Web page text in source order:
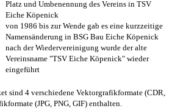
Platz und Umbenennung des Vereins in TSV
Eiche Köpenick
von 1986 bis zur Wende gab es eine kurzzeitige
Namensänderung in BSG Bau Eiche Köpenick
nach der Wiedervereinigung wurde der alte
Vereinsname "TSV Eiche Köpenick" wieder
eingeführt
sind 4 verschiedene Vektorgrafikformate (CDR,
(JPG, PNG, GIF) enthalten.